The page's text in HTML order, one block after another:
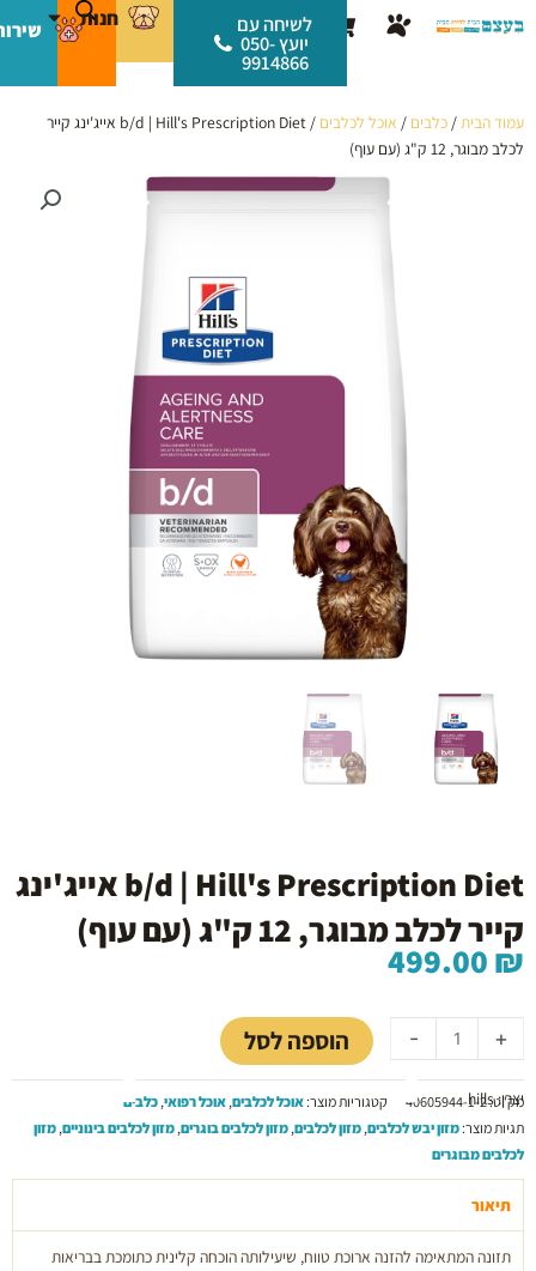
לתוכן
עגלת
קניות
לשיחה עם
יועץ 050-
9914866
חנות
עמוד הבית/ כלבים / אוכל לכלבים
/ b/d | Hill's Prescription Diet אייג'ינג קייר
לכלב מבוגר, 12 ק"ג (עם עוף)
b/d | Hill's Prescription Diet אייג'ינג
קייר לכלב מבוגר, 12 ק"ג (עם עוף)
499.00₪
-
של
b/d
Hill's
Prescription
אייג'ינג
לכלב
מבוגר,
+ הוספה לסל
יצרן: hills
מק"ט:40605944-1-2 קטגוריות מוצר:אוכל לכלבים,אוכל רפואי,כלבים
תגיות מוצר:מזון יבש לכלבים,מזון לכלבים,מזון לכלבים בוגרים,מזון לכלבים בינוניים,מזון
לכלבים מבוגרים
תיאור
תזונה המתאימה להזנה ארוכת טווח, שיעילותה הוכחה קלינית כתומכת בבריאות